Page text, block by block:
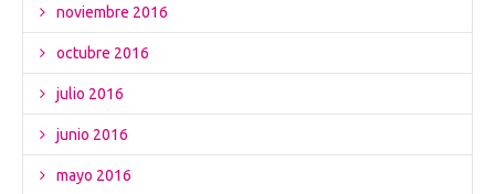
noviembre 2016
octubre 2016
julio 2016
junio 2016
mayo 2016